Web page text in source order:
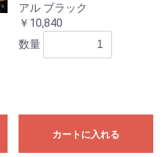
アル ブラック
￥10,840
数量
カートに入れる